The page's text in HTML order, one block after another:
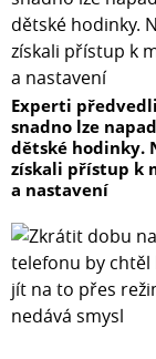
Experti
snadno lze
dětské hodinky.
získali přístup k
a nastavení